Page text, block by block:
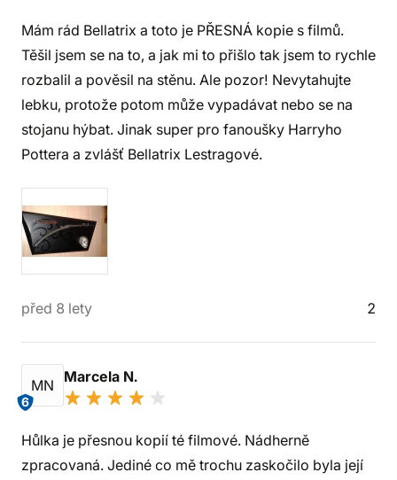
Mám rád Bellatrix a toto je PŘESNÁ kopie s filmů.
Těšil jsem se na to, a jak mi to přišlo tak jsem to rychle
rozbalil a pověsil na stěnu. Ale pozor! Nevytahujte
lebku, protože potom může vypadávat nebo se na
stojanu hýbat. Jinak super pro fanoušky Harryho
Pottera a zvlášť Bellatrix Lestragové.
před 8 lety 2
MN
6
Marcela N.
Hůlka je přesnou kopií té filmové. Nádherně
zpracovaná. Jediné co mě trochu zaskočilo byla její